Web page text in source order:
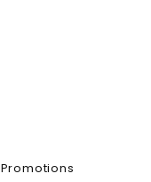
Promotions